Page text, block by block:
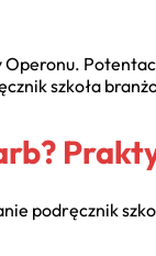
Operonu.
szkoła
podręcznik